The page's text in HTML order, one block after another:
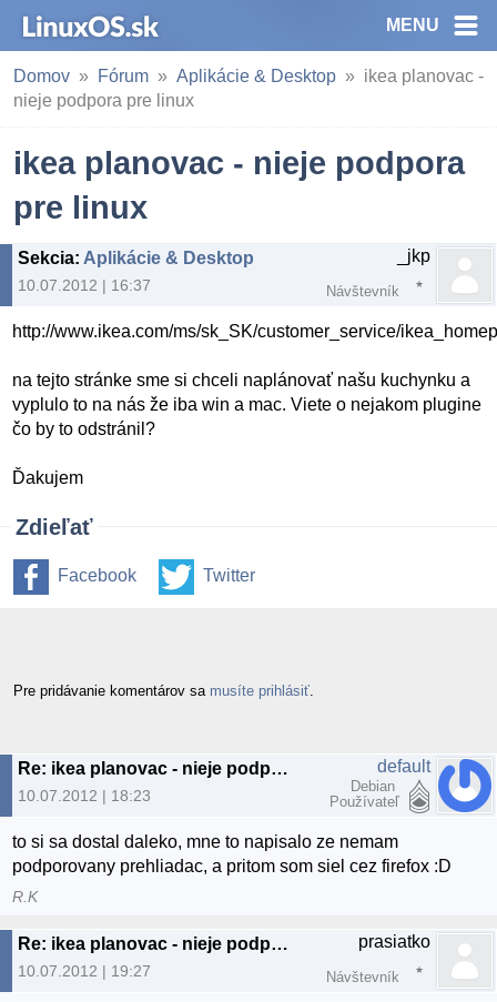
MENU
Domov Fórum Aplikácie & Desktop
ikea planovac -
nieje podpora pre linux
ikea planovac - nieje podpora
pre linux
Sekcia: Aplikácie & Desktop
10.07.2012 | 16:37
_jkp
Návštevník
http://www.ikea.com/ms/sk_SK/customer_service/
na tejto stránke sme si chceli naplánovať našu kuchynku a
vyplulo to na nás že iba win a mac. Viete o nejakom plugine
čo by to odstránil?
Ďakujem
Zdieľať
Facebook Twitter
Pre pridávanie komentárov sa musíte prihlásiť
Re: ikea planovac - nieje podpora pre linux
10.07.2012 | 18:23
default
Debian
Používateľ
to si sa dostal daleko, mne to napisalo ze nemam
podporovany prehliadac, a pritom som siel cez firefox :D
R.K
Re: ikea planovac - nieje podpora pre linux
10.07.2012 | 19:27
prasiatko
Návštevník